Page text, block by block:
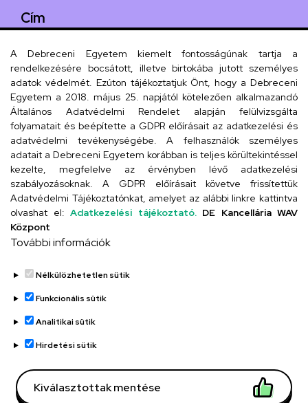
Cím
Szervezeti telefonkönyv
UD telefonkönyv
Titkárság
Adatvédelem
Adatvédelem
Régi oldal
A Debreceni Egyetem kiemelt fontosságúnak tartja a
rendelkezésére bocsátott, illetve birtokába jutott személyes
adatok védelmét. Ezúton tájékoztatjuk Önt, hogy a Debreceni
Egyetem a 2018. május 25. napjától kötelezően alkalmazandó
Általános Adatvédelmi Rendelet alapján felülvizsgálta
folyamatait és beépítette a GDPR előírásait az adatkezelési és
adatvédelmi tevékenységébe. A felhasználók személyes
adatait a Debreceni Egyetem korábban is teljes körültekintéssel
kezelte, megfelelve az érvényben lévő adatkezelési
szabályozásoknak. A GDPR előírásait követve frissítettük
Adatvédelmi Tájékoztatónkat, amelyet az alábbi linkre kattintva
olvashat el: Adatkezelési tájékoztató. DE Kancellária WAV
Központ
További információk
Nélkülözhetetlen sütik
Funkcionális sütik
Analitikai sütik
Hirdetési sütik
Kiválasztottak mentése